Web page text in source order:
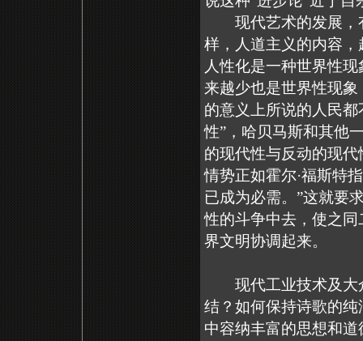
现代艺术的发展，
样，人道主义的内容
人性化是一种世界性
来越少也是世界性现
的意义上所说的人民
性”，哈贝马斯和其他
的现代性与反动的现
情势正如霍尔·福斯特
已成为必需。”这就要
性的斗争中去，使之
界文明协调起来。
现代工业技术及大
结？如何保持诗歌的
中容纳丰富的思想和